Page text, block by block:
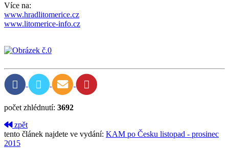
Více na:
www.hradlitomerice.cz
www.litomerice-info.cz
počet zhlédnutí: 3692
zpět
tento článek najdete ve vydání: KAM po Česku listopad - prosinec
2015